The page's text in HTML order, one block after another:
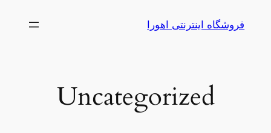
فروشگاه اینترنتی اهورا
Uncategorized